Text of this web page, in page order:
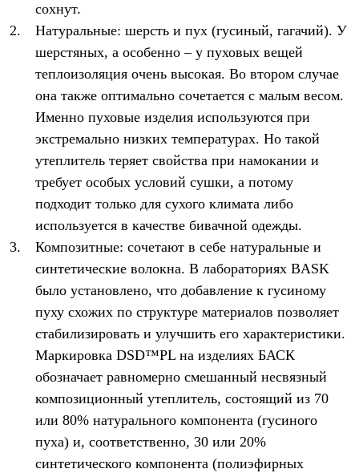
сохнут.
Натуральные: шерсть и пух (гусиный, гагачий). У
шерстяных, а особенно – у пуховых вещей
теплоизоляция очень высокая. Во втором случае
она также оптимально сочетается с малым весом.
Именно пуховые изделия используются при
экстремально низких температурах. Но такой
утеплитель теряет свойства при намокании и
требует особых условий сушки, а потому
подходит только для сухого климата либо
используется в качестве бивачной одежды.
Композитные: сочетают в себе натуральные и
синтетические волокна. В лабораториях BASK
было установлено, что добавление к гусиному
пуху схожих по структуре материалов позволяет
стабилизировать и улучшить его характеристики.
Маркировка DSD™PL на изделиях БАСК
обозначает равномерно смешанный несвязный
композиционный утеплитель, состоящий из 70
или 80% натурального компонента (гусиного
пуха) и, соответственно, 30 или 20%
синтетического компонента (полиэфирных